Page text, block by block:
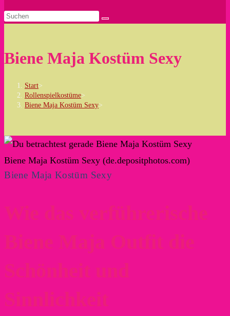
umschalten
Biene Maja Kostüm Sexy
Start>
Rollenspielkostüme>
Biene Maja Kostüm Sexy>
Biene Maja Kostüm Sexy (de.depositphotos.com)
Biene Maja Kostüm Sexy
Wie das verführerische
Biene Maja Outfit die
Schönheit und
Sinnlichkeit